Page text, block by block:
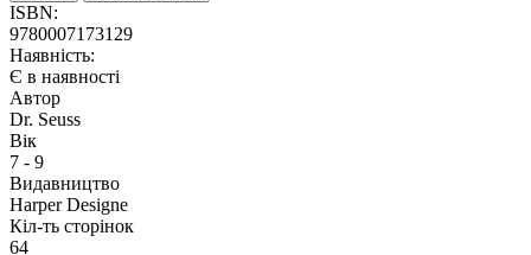
ISBN:
9780007173129
Наявність:
Є в наявності
Автор
Dr. Seuss
Вік
7 - 9
Видавництво
Harper Designe
Кіл-ть сторінок
64